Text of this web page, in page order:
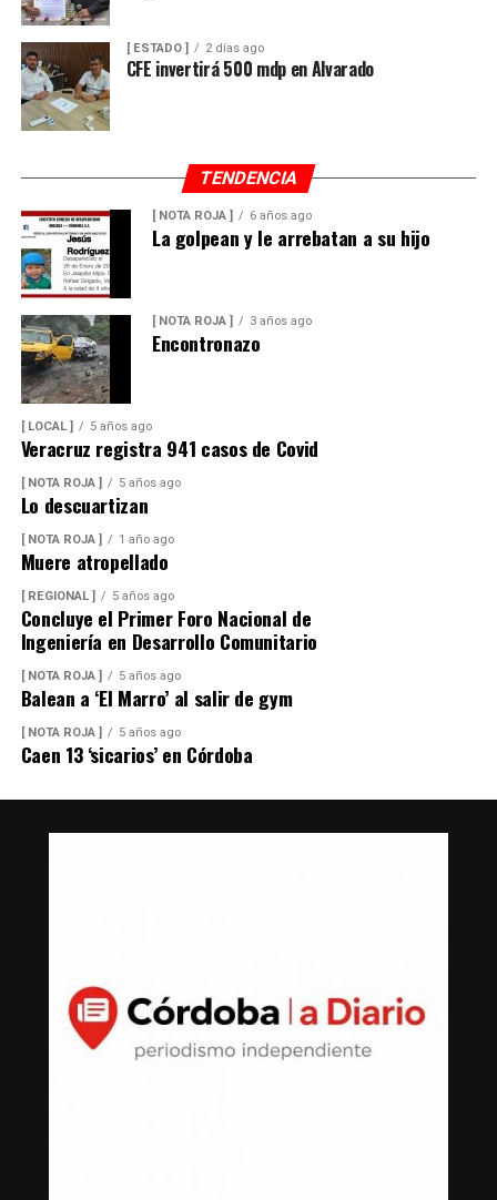
[ ESTADO ] 2 días ago
CFE invertirá 500 mdp en Alvarado
TENDENCIA
[ NOTA ROJA ] 6 años ago
La golpean y le arrebatan a su hijo
[ NOTA ROJA ] 3 años ago
Encontronazo
[ LOCAL ] 5 años ago
Veracruz registra 941 casos de Covid
[ NOTA ROJA ] 5 años ago
Lo descuartizan
[ NOTA ROJA ] 1 año ago
Muere atropellado
[ REGIONAL ] 5 años ago
Concluye el Primer Foro Nacional de
Ingeniería en Desarrollo Comunitario
[ NOTA ROJA ] 5 años ago
Balean a ‘El Marro’ al salir de gym
[ NOTA ROJA ] 5 años ago
Caen 13 ‘sicarios’ en Córdoba